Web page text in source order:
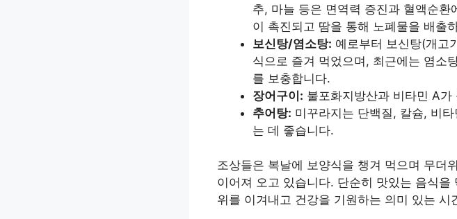
추, 마늘 등은 면역력 증진과 혈액순
이 촉진되고 땀을 통해 노폐물을 배출
보신탕/염소탕: 예로부터 보신탕(개고
식으로 즐겨 먹었으며, 최근에는 염소
를 보충합니다.
장어구이: 불포화지방산과 비타민 A
추어탕: 미꾸라지는 단백질, 칼슘, 비
는 데 좋습니다.
조상들은 복날에 보양식을 챙겨 먹으며 무더
이어져 오고 있습니다. 단순히 맛있는 음식
위를 이겨내고 건강을 기원하는 의미 있는 시